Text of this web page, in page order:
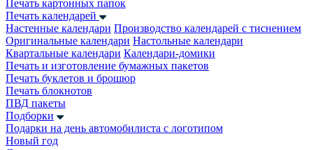
Печать картонных папок
Печать календарей
Настенные календари Производство календарей с тиснением
Оригинальные календари Настольные календари
Квартальные календари Календари-домики
Печать и изготовление бумажных пакетов
Печать буклетов и брошюр
Печать блокнотов
ПВД пакеты
Подборки
Подарки на день автомобилиста с логотипом
Новый год